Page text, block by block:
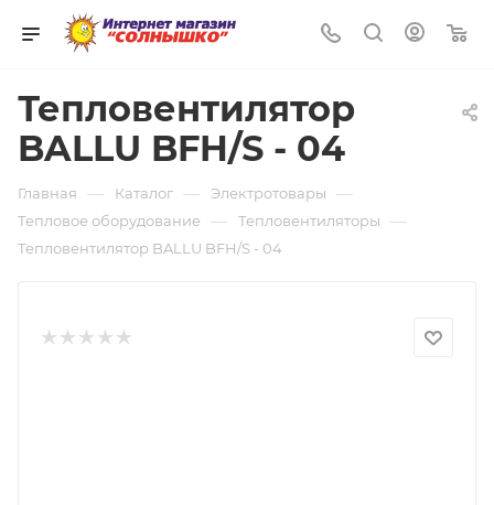
Тепловентилятор
BALLU BFH/S - 04
Главная — Каталог — Электротовары —
Тепловое оборудование — Тепловентиляторы —
Тепловентилятор BALLU BFH/S - 04